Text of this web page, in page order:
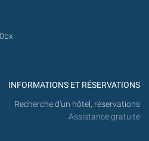
INFORMATIONS ET RÉSERVATIONS
Recherche d'un hôtel, réservations
Assistance gratuite